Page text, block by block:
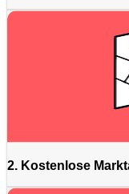
2. Kostenlose